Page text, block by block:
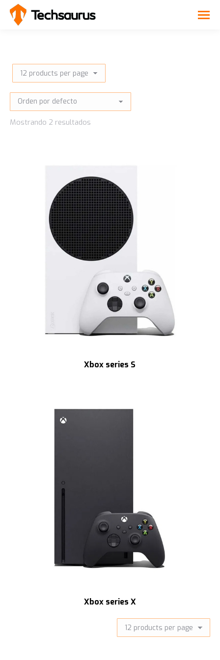
Mostrando 2 resultados
Xbox series S
Xbox series X